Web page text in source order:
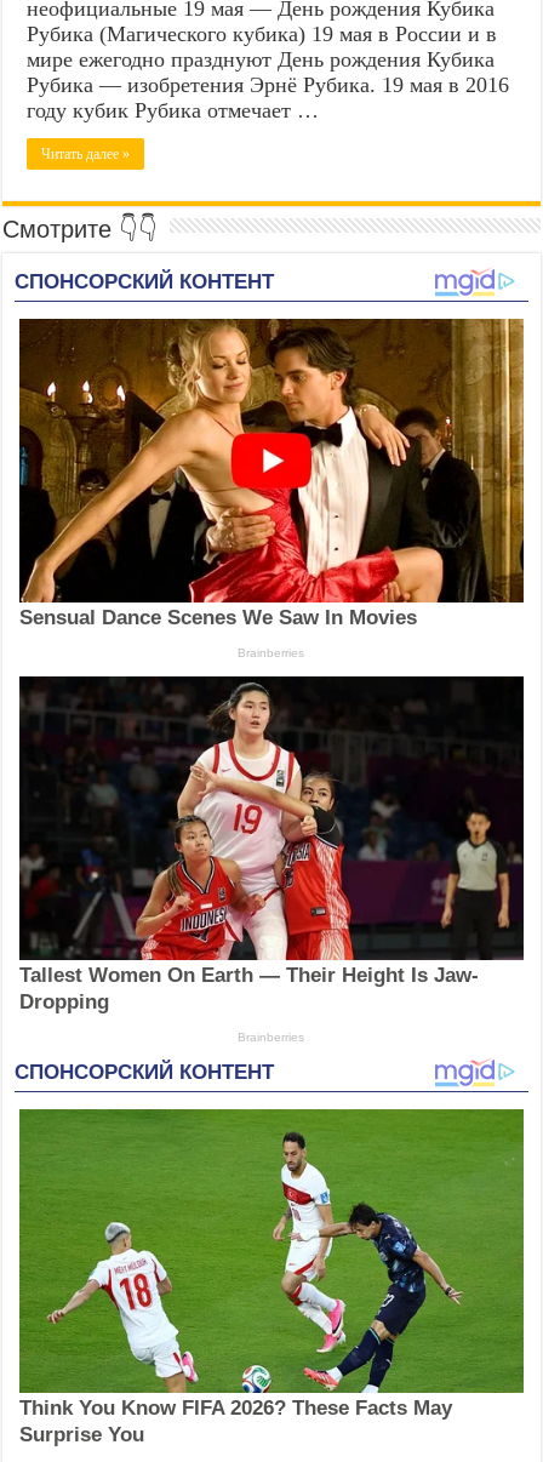
неофициальные 19 мая — День рождения Кубика
Рубика (Магического кубика) 19 мая в России и в
мире ежегодно празднуют День рождения Кубика
Рубика — изобретения Эрнё Рубика. 19 мая в 2016
году кубик Рубика отмечает …
Читать далее »
Смотрите 👇👇